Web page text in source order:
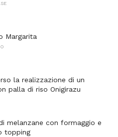
Margarita
la realizzazione di un
palla di riso Onigirazu
melanzane con formaggio e
topping